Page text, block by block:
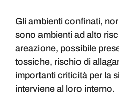
Gli ambienti confinati,
sono ambienti ad alto
areazione, possibile
tossiche, rischio di
importanti criticità per la
interviene al loro interno.